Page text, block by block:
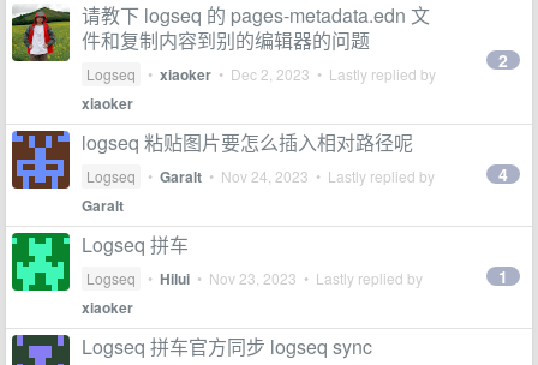
请教下 logseq 的 pages-metadata.edn 文
件和复制内容到别的编辑器的问题
Logseq • xiaoker • Dec 2, 2023 • Lastly replied by
xiaoker
2
logseq 粘贴图片要怎么插入相对路径呢
Logseq • Garalt • Nov 24, 2023 • Lastly replied by
Garalt
4
Logseq 拼车
Logseq • Hilui • Nov 23, 2023 • Lastly replied by
xiaoker
1
Logseq 拼车官方同步 logseq sync